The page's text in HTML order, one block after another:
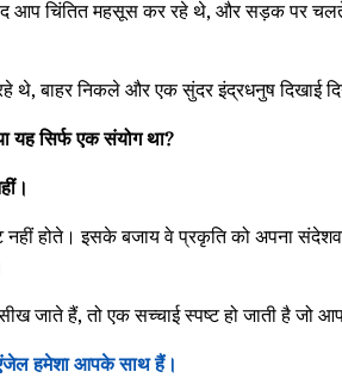
आप चिंतित महसूस कर रहे थे, और सड़क पर
बाहर निकले और एक सुंदर इंद्रधनुष दिखाई
यह सिर्फ एक संयोग था?
नहीं होते। इसके बजाय वे प्रकृति को अपना
जाते हैं, तो एक सच्चाई स्पष्ट हो जाती है जो
एंजेल हमेशा आपके साथ हैं।